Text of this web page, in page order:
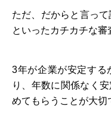
ただ、だからと言っ
といったカチカチな審
3年が企業が安定する
り、年数に関係なく
めてもらうことが大切